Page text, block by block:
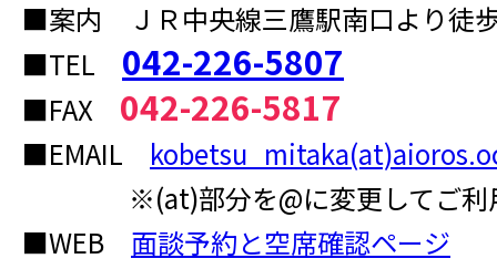
■案内 ＪＲ中央線三鷹駅南口より徒
■TEL 042-226-5807
■FAX 042-226-5817
■EMAIL
※(at)部分を@に変更してご利
■WEB 面談予約と空席確認ページ